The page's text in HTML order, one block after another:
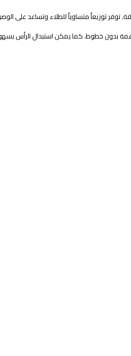
توفر توزيعاً متساوياً للطلاء وتساعد على